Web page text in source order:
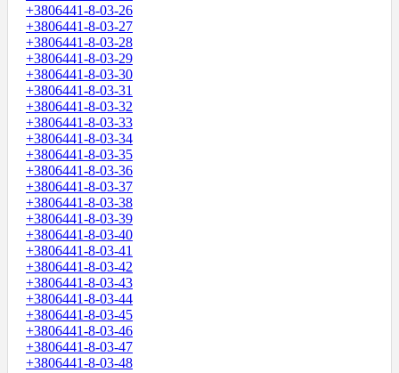
+3806441-8-03-26
+3806441-8-03-27
+3806441-8-03-28
+3806441-8-03-29
+3806441-8-03-30
+3806441-8-03-31
+3806441-8-03-32
+3806441-8-03-33
+3806441-8-03-34
+3806441-8-03-35
+3806441-8-03-36
+3806441-8-03-37
+3806441-8-03-38
+3806441-8-03-39
+3806441-8-03-40
+3806441-8-03-41
+3806441-8-03-42
+3806441-8-03-43
+3806441-8-03-44
+3806441-8-03-45
+3806441-8-03-46
+3806441-8-03-47
+3806441-8-03-48